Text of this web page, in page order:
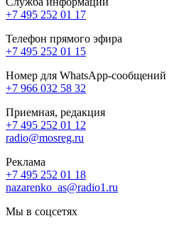
+7 495 252 01 17
Телефон прямого эфира
+7 495 252 01 15
Номер для WhatsApp-сообщений
+7 966 032 58 32
Приемная, редакция
+7 495 252 01 12
radio@mosreg.ru
Реклама
+7 495 252 01 18
nazarenko_as@radio1.ru
Мы в соцсетях